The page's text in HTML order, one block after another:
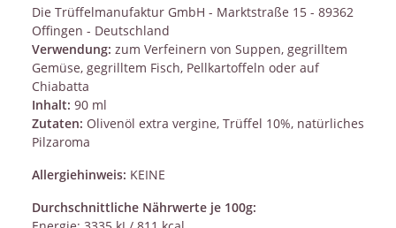
Die Trüffelmanufaktur GmbH - Marktstraße 15 - 89362
Offingen - Deutschland
Verwendung: zum Verfeinern von Suppen, gegrilltem
Gemüse, gegrilltem Fisch, Pellkartoffeln oder auf
Chiabatta
Inhalt: 90 ml
Zutaten: Olivenöl extra vergine, Trüffel 10%, natürliches
Pilzaroma
Allergiehinweis: KEINE
Durchschnittliche Nährwerte je 100g: